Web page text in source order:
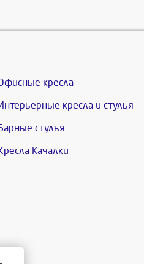
кресла
кресла и стулья
стулья
Качалки